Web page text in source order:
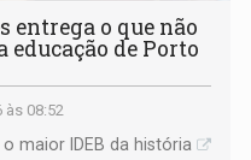
entrega o que não
de Porto
08:52
maior IDEB da história